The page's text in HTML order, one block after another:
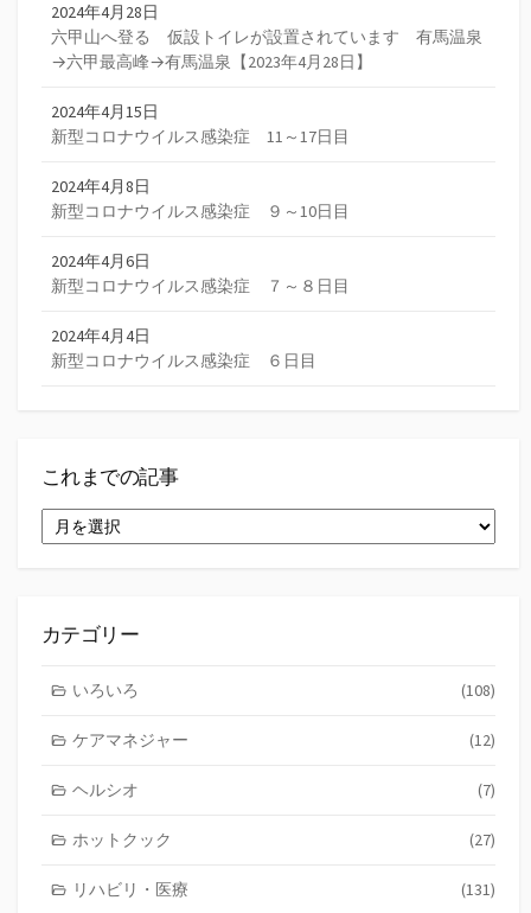
2024年4月28日
六甲山へ登る 仮設トイレが設置されています 有馬温泉
→六甲最高峰→有馬温泉【2023年4月28日】
2024年4月15日
新型コロナウイルス感染症 11～17日目
2024年4月8日
新型コロナウイルス感染症 ９～10日目
2024年4月6日
新型コロナウイルス感染症 ７～８日目
2024年4月4日
新型コロナウイルス感染症 ６日目
これまでの記事
れ
記
カテゴリー
いろいろ (108)
ケアマネジャー (12)
ヘルシオ (7)
ホットクック (27)
リハビリ・医療 (131)